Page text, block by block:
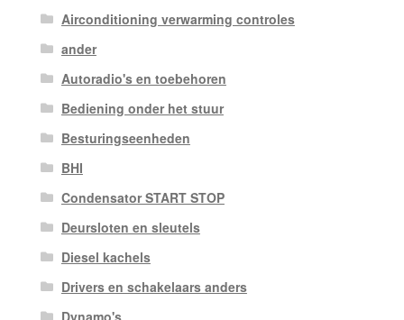
Airconditioning verwarming controles
ander
Autoradio's en toebehoren
Bediening onder het stuur
Besturingseenheden
BHI
Condensator START STOP
Deursloten en sleutels
Diesel kachels
Drivers en schakelaars anders